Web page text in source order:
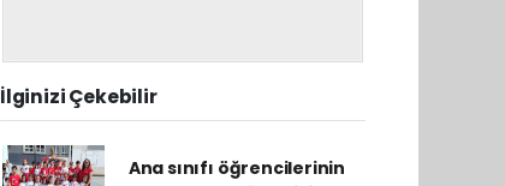
İlginizi Çekebilir
Ana sınıfı öğrencilerinin